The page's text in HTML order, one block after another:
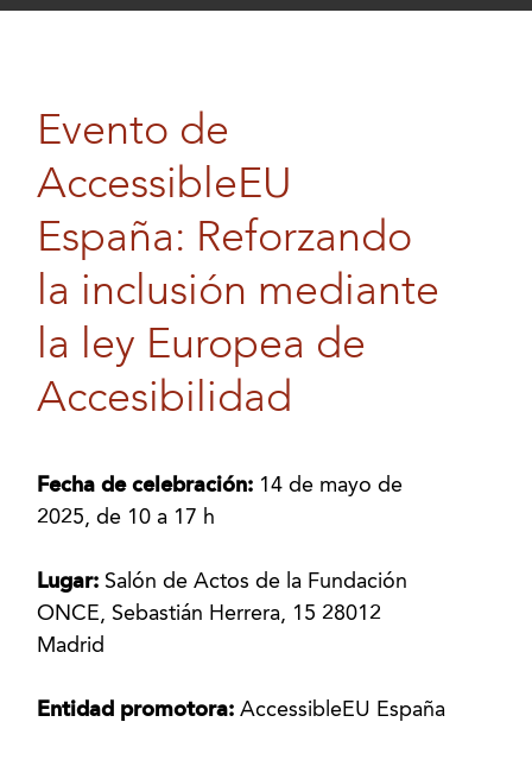
Evento de
AccessibleEU
España: Reforzando
la inclusión mediante
la ley Europea de
Accesibilidad
Fecha de celebración: 14 de mayo de
2025, de 10 a 17 h
Lugar: Salón de Actos de la Fundación
ONCE, Sebastián Herrera, 15 28012
Madrid
Entidad promotora:AccessibleEU España